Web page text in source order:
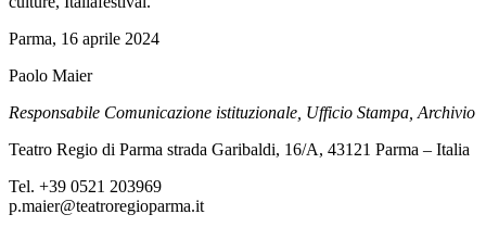
Parma, 16 aprile 2024
Paolo Maier
Responsabile Comunicazione istituzionale, Ufficio Stampa, Archivio
Teatro Regio di Parma strada Garibaldi, 16/A, 43121 Parma – Italia
Tel. +39 0521 203969
p.maier@teatroregioparma.it